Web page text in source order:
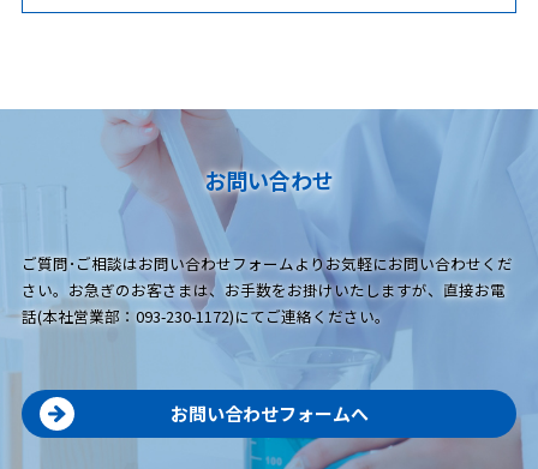
お問い合わせ
ご質問･ご相談はお問い合わせフォームよりお気軽にお問い合わせくだ
さい。お急ぎのお客さまは、お手数をお掛けいたしますが、直接お電
話(本社営業部：093-230-1172)にてご連絡ください。
お問い合わせフォームへ